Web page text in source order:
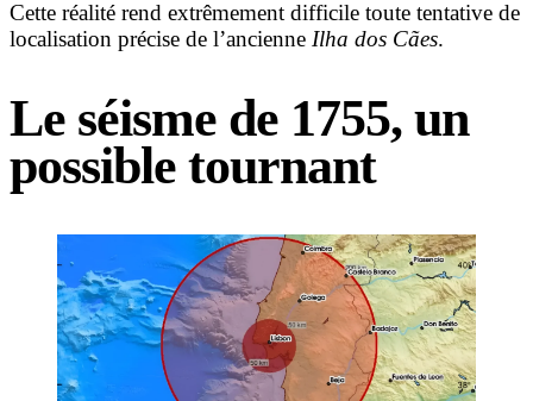
Cette réalité rend extrêmement difficile toute tentative de
localisation précise de l’ancienne Ilha dos Cães.
Le séisme de 1755, un
possible tournant